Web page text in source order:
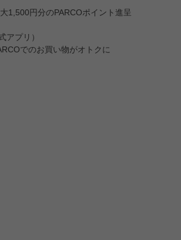
1,500円分のPARCOポイント進呈
アプリ）
でのお買い物がオトクに